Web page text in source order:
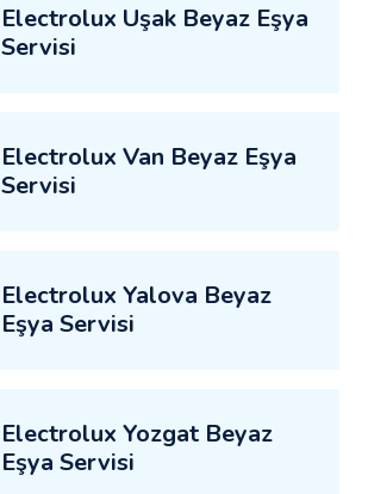
Electrolux Uşak Beyaz Eşya
Servisi
Electrolux Van Beyaz Eşya
Servisi
Electrolux Yalova Beyaz
Eşya Servisi
Electrolux Yozgat Beyaz
Eşya Servisi